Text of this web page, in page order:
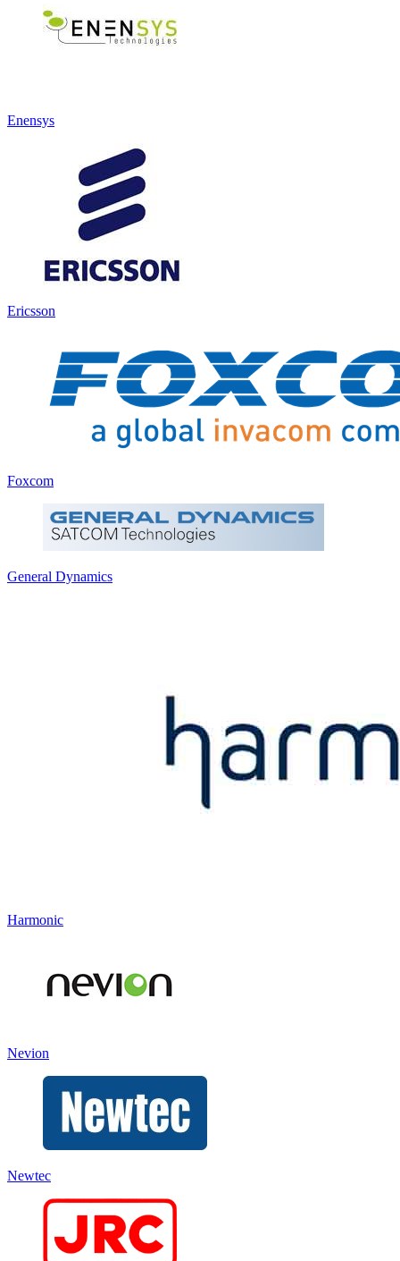
Enensys
Ericsson
Foxcom
General Dynamics
Harmonic
Nevion
Newtec